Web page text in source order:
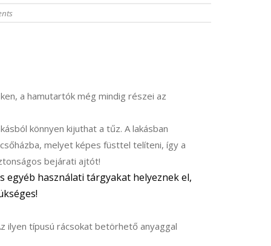
a hamutartók még mindig részei az
könnyen kijuthat a tűz. A lakásban
melyet képes füsttel telíteni, így a
bejárati ajtót!
egyéb használati tárgyakat helyeznek el,
ilyen típusú rácsokat betörhető anyaggal